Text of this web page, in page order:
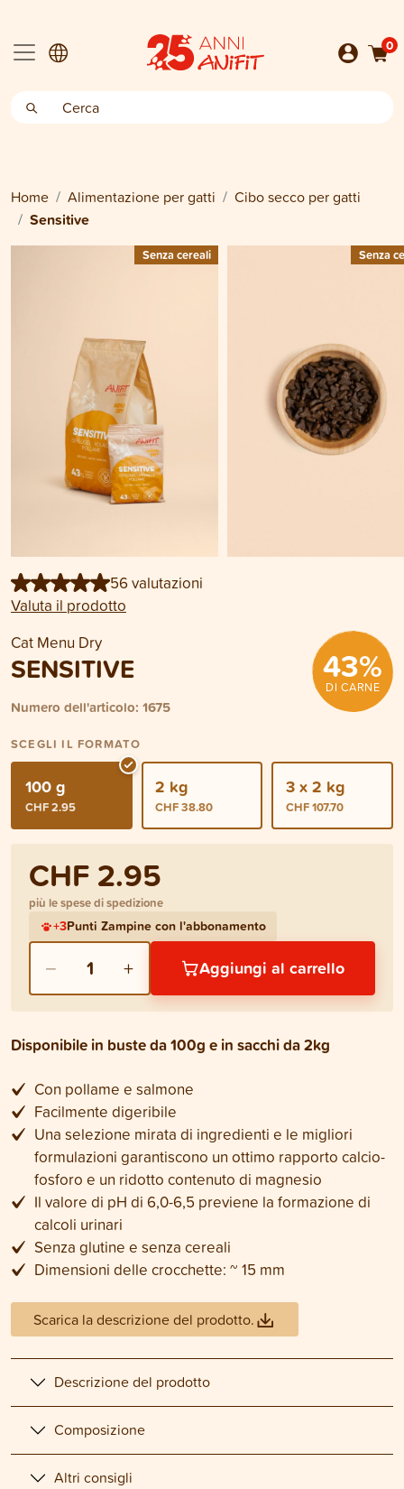
0
Home Alimentazione per gatti Cibo secco per gatti
Sensitive
Senza cereali Senza
56 valutazioni
Valuta il prodotto
Cat Menu Dry
SENSITIVE
Numero dell'articolo: 1675
43%
DI CARNE
SCEGLI IL FORMATO
100 g
CHF 2.95
2 kg
CHF 38.80
3 x 2 kg
CHF 107.70
CHF 2.95
più le spese di spedizione
+3Punti Zampine con l'abbonamento
− 1 + Aggiungi al carrello
Disponibile in buste da 100g e in sacchi da 2kg
Con pollame e salmone
Facilmente digeribile
Una selezione mirata di ingredienti e le migliori
formulazioni garantiscono un ottimo rapporto calcio-
fosforo e un ridotto contenuto di magnesio
Il valore di pH di 6,0-6,5 previene la formazione di
calcoli urinari
Senza glutine e senza cereali
Dimensioni delle crocchette: ~ 15 mm
Scarica la descrizione del prodotto.
Descrizione del prodotto
Composizione
Altri consigli